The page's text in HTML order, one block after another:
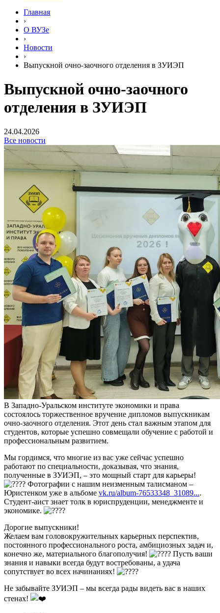
Главная
›
О ВУЗе
›
Новости
›
Выпускной очно-заочного отделения в ЗУИЭП
Выпускной очно-заочного
отделения в ЗУИЭП
24.04.2026
Все новости
В Западно-Уральском институте экономики и права
состоялось торжественное вручение дипломов выпускникам
очно-заочного отделения. Этот день стал важным этапом для
студентов, которые успешно совмещали обучение с работой и
профессиональным развитием.
Мы гордимся, что многие из вас уже сейчас успешно
работают по специальности, доказывая, что знания,
полученные в ЗУИЭП, – это мощный старт для карьеры!
Фотографии с нашим неизменным талисманом –
Юристенком уже в альбоме vk.ru/album-76533348_31089....
Студент-аист знает толк в юриспруденции, менеджменте и
экономике.
Дорогие выпускники!
Желаем вам головокружительных карьерных перспектив,
постоянного профессионального роста, амбициозных задач и,
конечно же, материального благополучия!
Пусть ваши
знания и навыки всегда будут востребованы, а удача
сопутствует во всех начинаниях!
Не забывайте ЗУИЭП – мы всегда рады видеть вас в наших
стенах!